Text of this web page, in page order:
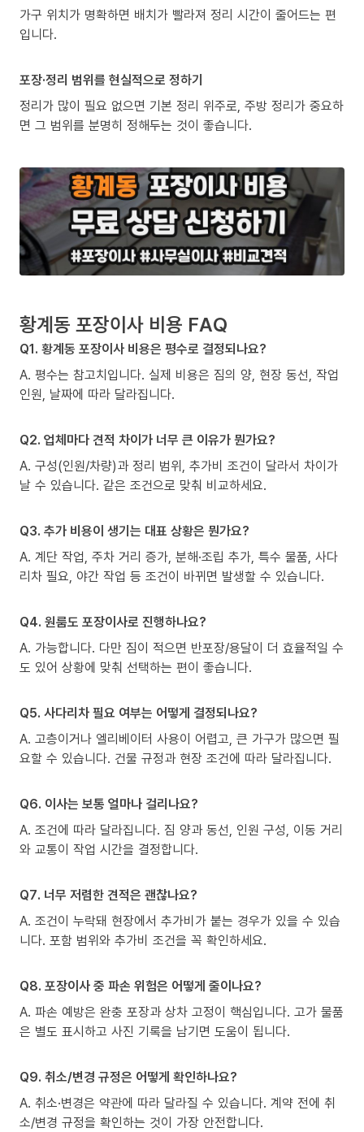
가구 위치가 명확하면 배치가 빨라져 정리 시간이 줄어드는 편
입니다.
포장·정리 범위를 현실적으로 정하기
정리가 많이 필요 없으면 기본 정리 위주로, 주방 정리가 중요하
면 그 범위를 분명히 정해두는 것이 좋습니다.
황계동 포장이사 비용 FAQ
Q1. 황계동 포장이사 비용은 평수로 결정되나요?
A. 평수는 참고치입니다. 실제 비용은 짐의 양, 현장 동선, 작업
인원, 날짜에 따라 달라집니다.
Q2. 업체마다 견적 차이가 너무 큰 이유가 뭔가요?
A. 구성(인원/차량)과 정리 범위, 추가비 조건이 달라서 차이가
날 수 있습니다. 같은 조건으로 맞춰 비교하세요.
Q3. 추가 비용이 생기는 대표 상황은 뭔가요?
A. 계단 작업, 주차 거리 증가, 분해·조립 추가, 특수 물품, 사다
리차 필요, 야간 작업 등 조건이 바뀌면 발생할 수 있습니다.
Q4. 원룸도 포장이사로 진행하나요?
A. 가능합니다. 다만 짐이 적으면 반포장/용달이 더 효율적일 수
도 있어 상황에 맞춰 선택하는 편이 좋습니다.
Q5. 사다리차 필요 여부는 어떻게 결정되나요?
A. 고층이거나 엘리베이터 사용이 어렵고, 큰 가구가 많으면 필
요할 수 있습니다. 건물 규정과 현장 조건에 따라 달라집니다.
Q6. 이사는 보통 얼마나 걸리나요?
A. 조건에 따라 달라집니다. 짐 양과 동선, 인원 구성, 이동 거리
와 교통이 작업 시간을 결정합니다.
Q7. 너무 저렴한 견적은 괜찮나요?
A. 조건이 누락돼 현장에서 추가비가 붙는 경우가 있을 수 있습
니다. 포함 범위와 추가비 조건을 꼭 확인하세요.
Q8. 포장이사 중 파손 위험은 어떻게 줄이나요?
A. 파손 예방은 완충 포장과 상차 고정이 핵심입니다. 고가 물품
은 별도 표시하고 사진 기록을 남기면 도움이 됩니다.
Q9. 취소/변경 규정은 어떻게 확인하나요?
A. 취소·변경은 약관에 따라 달라질 수 있습니다. 계약 전에 취
소/변경 규정을 확인하는 것이 가장 안전합니다.